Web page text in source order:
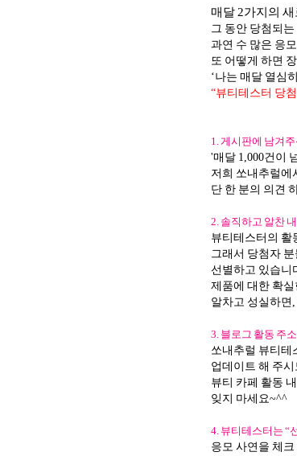
매달 2가지의
그 동안 당첨되
과연 수 많은 응
또 어떻게 하면
‘나는 매달 열심
“뷰티테스터 당
1. 게시판에 남겨
'매달 1,000건이
저희 쏘내추럴에
단 한 분의 의견
2. 솔직하고 알찬
뷰티테스터의 활
그래서 당첨자
선별하고 있습니
제품에 대한 확
알차고 성실하면
3. 블로그 활동 주
쏘내추럴 뷰티테
업데이트 해 주
뷰티 카페 활동
잊지 마세요~^^
4. 뷰티테스터는 “
응모 사연을 체